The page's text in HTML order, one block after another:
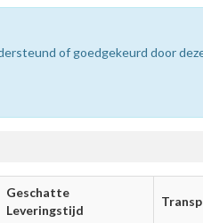
of goedgekeurd door
Geschatte
Leveringstijd